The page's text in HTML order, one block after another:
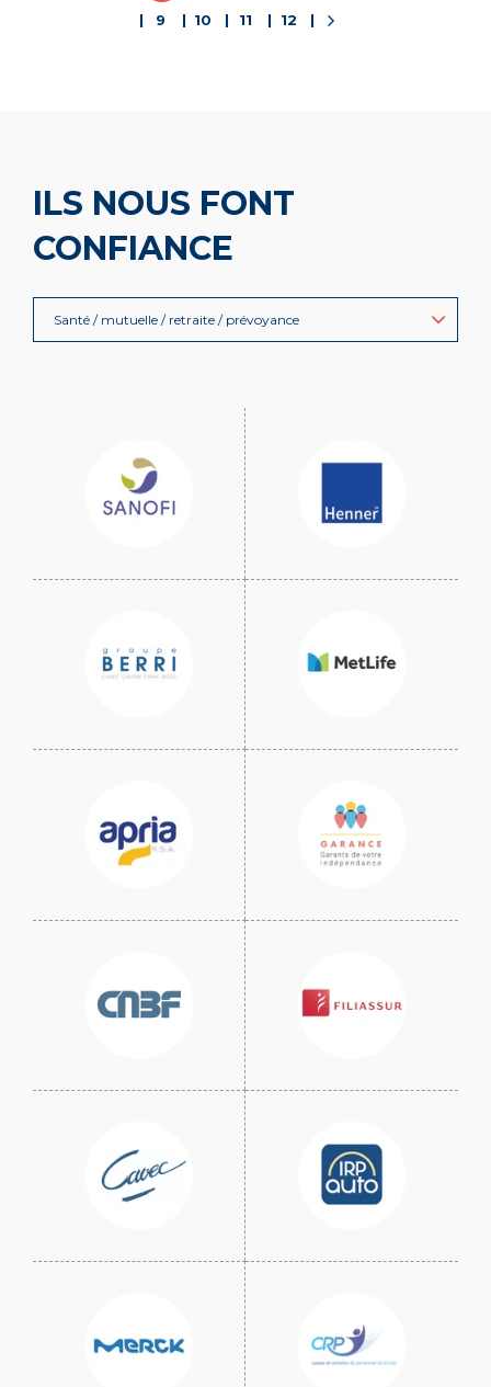
9 10 11 12
ILS NOUS FONT
CONFIANCE
Santé / mutuelle / retraite / prévoyance